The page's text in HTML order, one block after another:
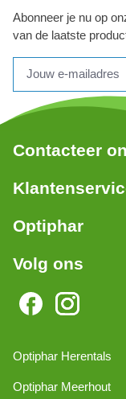
Abonneer je nu op
van de laatste
Contacteer
Optiphar
Volg ons
Optiphar Herentals
Optiphar Meerhout